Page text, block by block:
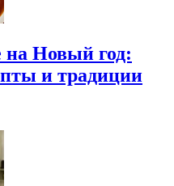
на Новый год:
и традиции